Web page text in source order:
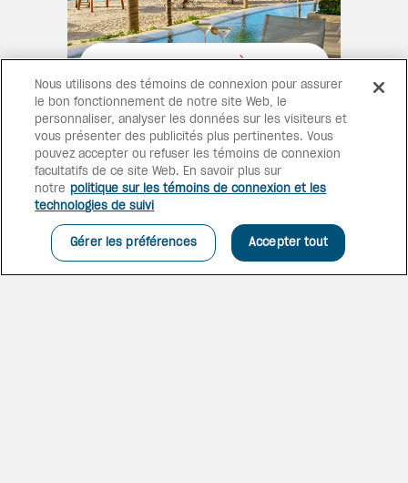
COUPER LE SOUFFLE
Niché entre la mer et le lagon,
ce complexe unique comporte
2 sections, chacune avec des
piscines chics face à la mer et
des énergies distinctes afin que
vous trouviez l'équilibre idéal
entre excitation et relaxation.
Nous utilisons des témoins de connexion pour assurer
le bon fonctionnement de notre site Web, le
personnaliser, analyser les données sur les visiteurs et
vous présenter des publicités plus pertinentes. Vous
pouvez accepter ou refuser les témoins de connexion
facultatifs de ce site Web. En savoir plus sur
notre politique sur les témoins de connexion et les
technologies de suivi
Gérer les préférences Accepter tout